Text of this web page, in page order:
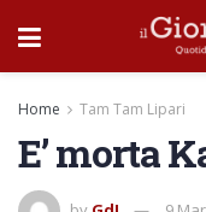
Home Tam Tam Lipari
E’ morta